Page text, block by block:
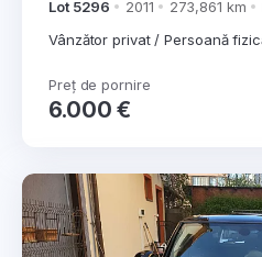
Lot 5296 2011 273,861 km
Vânzător privat / Persoană
Preț de pornire
6.000 €